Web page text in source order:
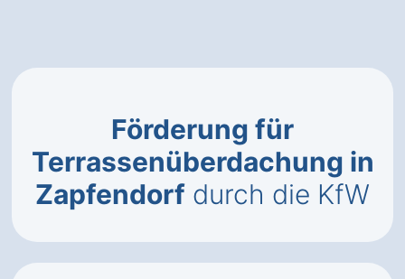
Förderung für
Terrassenüberdachung in
Zapfendorf durch die KfW